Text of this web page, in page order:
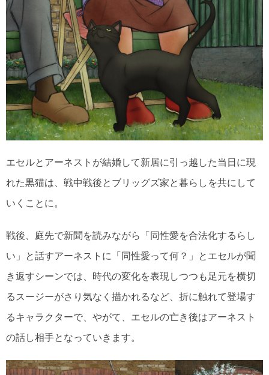
エセルとアーネストが結婚して新居に引っ越した当日に現
れた黒猫は、戦中戦後とブリッグズ家と暮らしを共にして
いくことに。
戦後、庭先で新聞を読みながら「同性愛を合法化するらし
い」と話すアーネストに「同性愛って何？」とエセルが聞
き返すシーンでは、時代の変化を表現しつつも足元を横切
るスージーがさり気なく描かれるなど、折に触れて登場す
るキャラクターで、やがて、エセルの亡き後はアーネスト
の話し相手となっていきます。